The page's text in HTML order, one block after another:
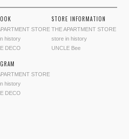
STORE
history
DECO
STORE
history
DECO
STORE INFORMATION
THE APARTMENT STORE
store in history
UNCLE Bee